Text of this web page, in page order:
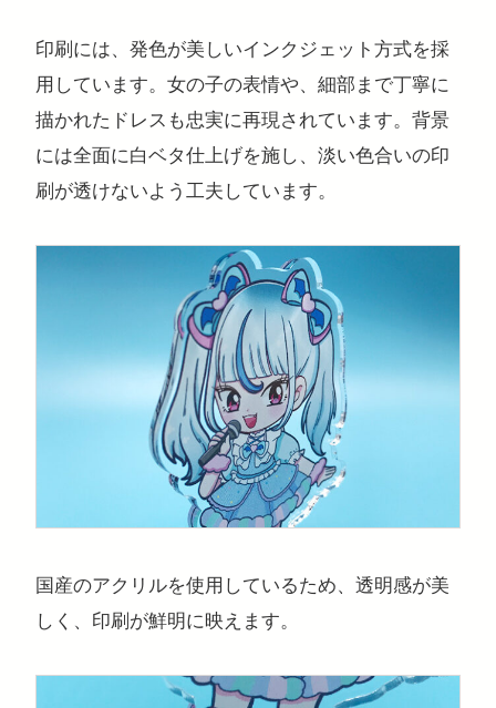
印刷には、発色が美しいインクジェット方式を採
用しています。女の子の表情や、細部まで丁寧に
描かれたドレスも忠実に再現されています。背景
には全面に白ベタ仕上げを施し、淡い色合いの印
刷が透けないよう工夫しています。
国産のアクリルを使用しているため、透明感が美
しく、印刷が鮮明に映えます。